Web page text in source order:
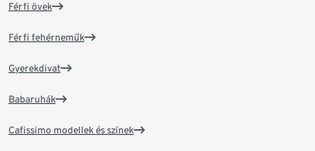
Férfi övek
Férfi fehérneműk
Gyerekdivat
Babaruhák
Cafissimo modellek és színek